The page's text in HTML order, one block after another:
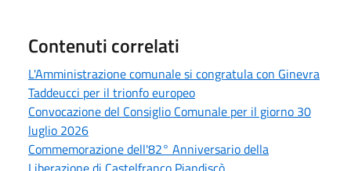
Contenuti correlati
L'Amministrazione comunale si congratula con Ginevra
Taddeucci per il trionfo europeo
Convocazione del Consiglio Comunale per il giorno 30
luglio 2026
Commemorazione dell'82° Anniversario della